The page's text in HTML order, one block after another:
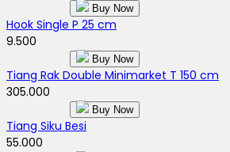
Buy Now
Hook Single P 25 cm
9.500
Buy Now
Tiang Rak Double Minimarket T 150 cm
305.000
Buy Now
Tiang Siku Besi
55.000